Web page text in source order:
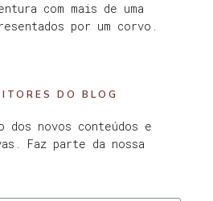
com mais de uma
por um corvo.
DO BLOG
dos novos conteúdos e
Faz parte da nossa